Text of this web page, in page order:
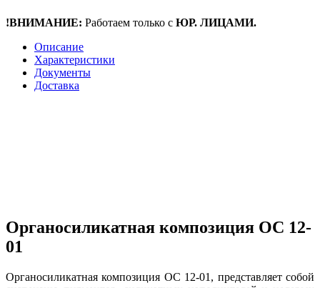
!ВНИМАНИЕ: Работаем только с ЮР. ЛИЦАМИ.
Описание
Характеристики
Документы
Доставка
Органосиликатная композиция ОС 12-
01
Органосиликатная композиция ОС 12-01, представляет собой